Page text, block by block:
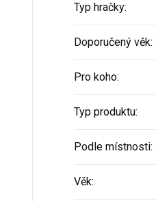
Typ hračky:
Doporučený věk:
Pro koho:
Typ produktu:
Podle místnosti:
Věk: